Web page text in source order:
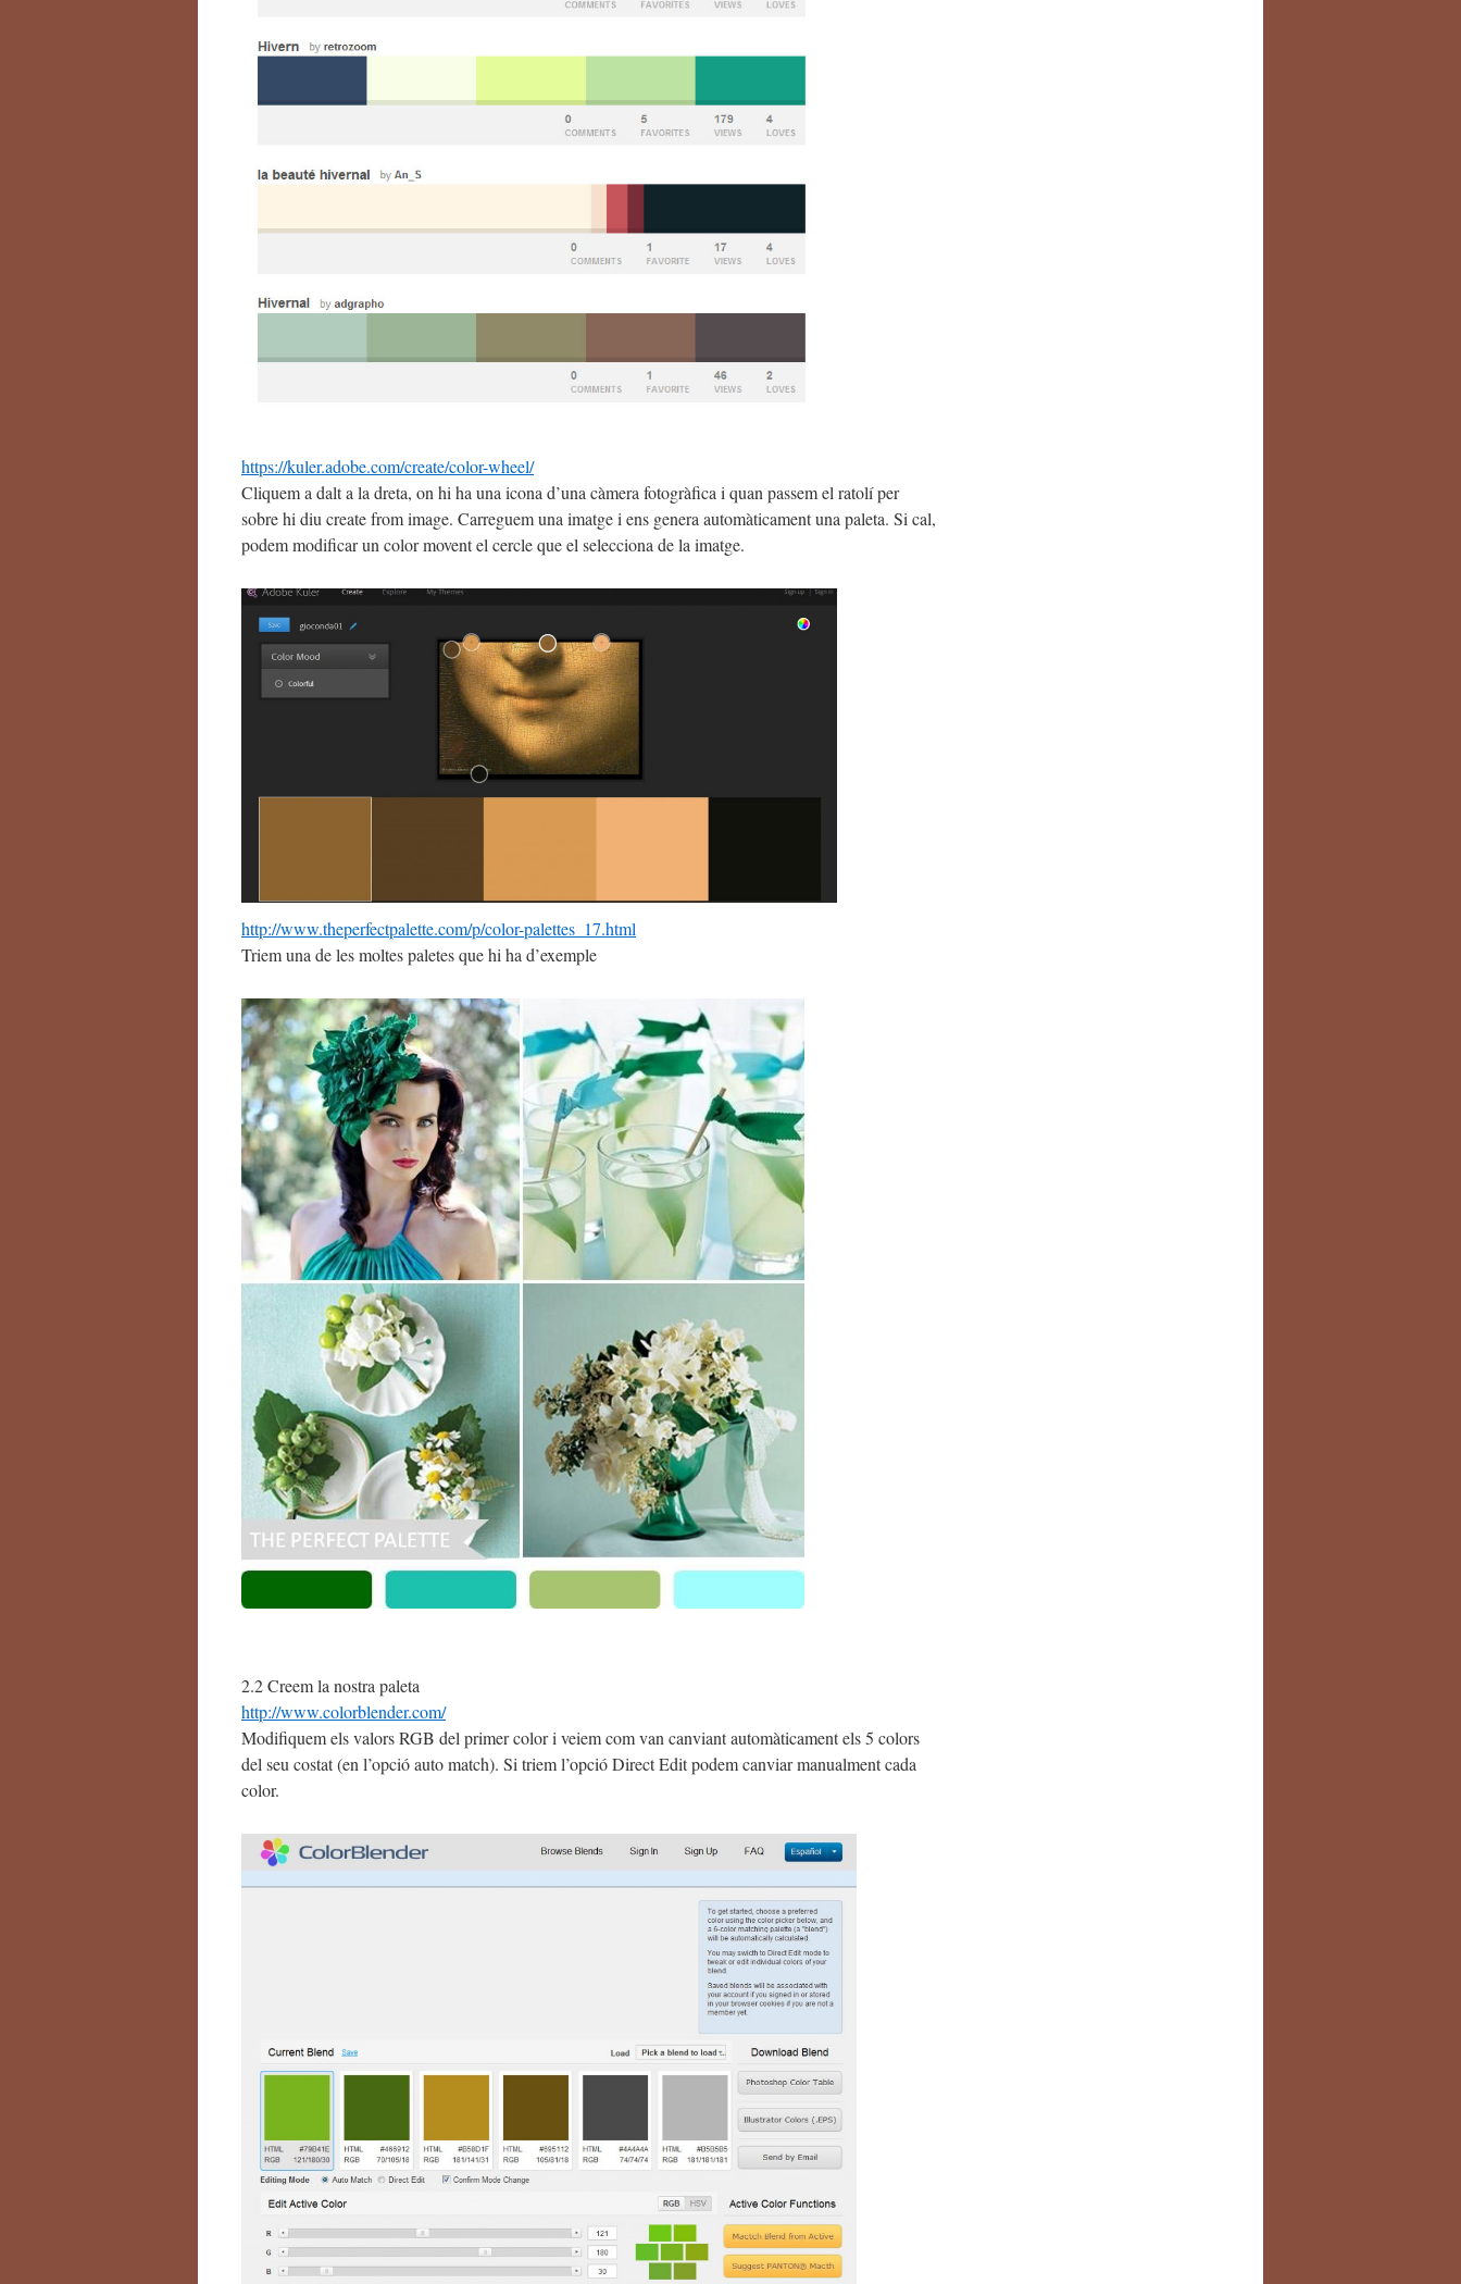
https://kuler.adobe.com/create/color-wheel/
Cliquem a dalt a la dreta, on hi ha una icona d’una càmera fotogràfica i quan passem el ratolí per
sobre hi diu create from image. Carreguem una imatge i ens genera automàticament una paleta. Si cal,
podem modificar un color movent el cercle que el selecciona de la imatge.
http://www.theperfectpalette.com/p/color-palettes_17.html
Triem una de les moltes paletes que hi ha d’exemple
2.2 Creem la nostra paleta
http://www.colorblender.com/
Modifiquem els valors RGB del primer color i veiem com van canviant automàticament els 5 colors
del seu costat (en l’opció auto match). Si triem l’opció Direct Edit podem canviar manualment cada
color.